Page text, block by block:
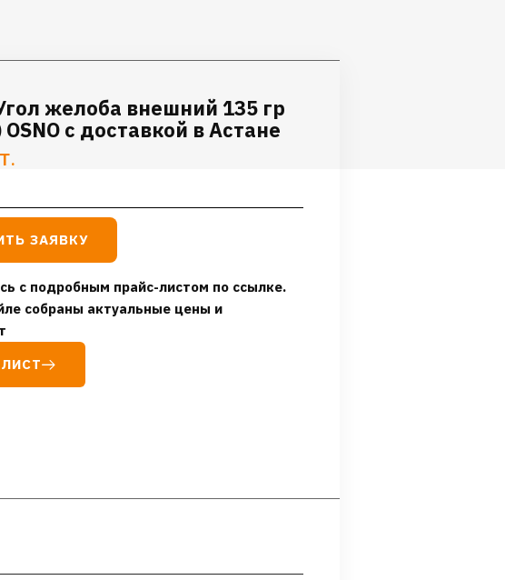
желоба внешний 135 гр
с доставкой в Астане
ЗАЯВКУ
с подробным прайс-листом по ссылке.
собраны актуальные цены и